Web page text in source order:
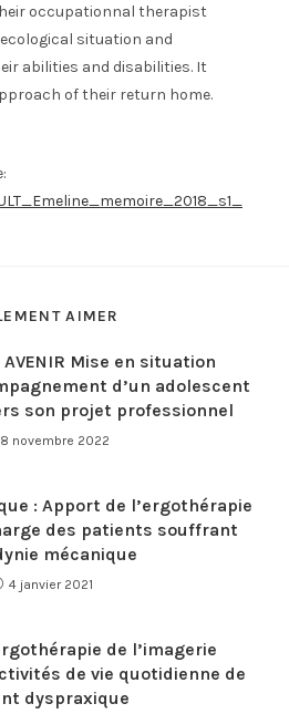
occupationnal therapist
situation and
abilities and disabilities. It
of their return home.
AIMER
AVENIR Mise en situation
d’un adolescent
son projet professionnel
novembre 2022
: Apport de l’ergothérapie
des patients souffrant
mécanique
4 janvier 2021
de l’imagerie
de vie quotidienne de
dyspraxique